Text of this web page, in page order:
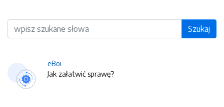
Wyszukiwarka Szukaj
eBoi
Jak załatwić sprawę?